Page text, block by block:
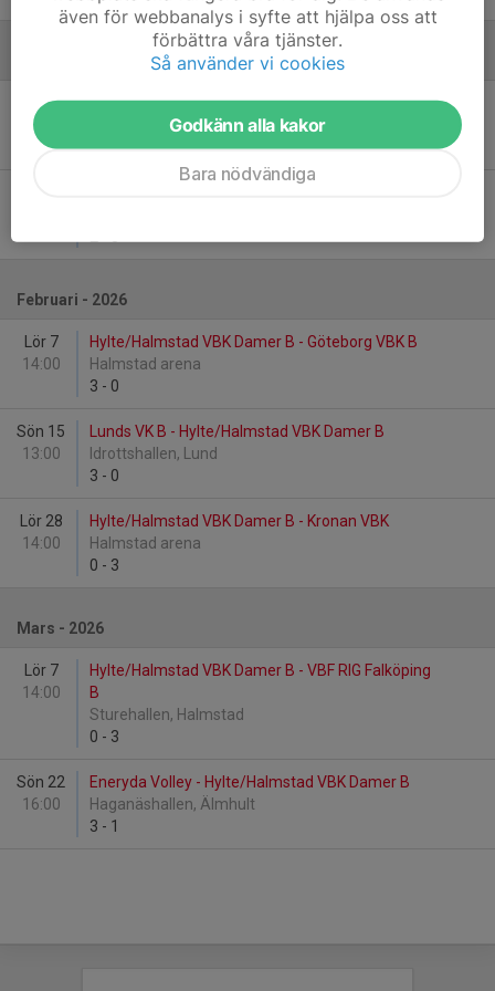
Lör 10
10:30
Hylte/Halmstad VBK Damer B - Ljungby VBK
Örnahallen, Hyltebruk
0-3
Februari - 2026
Lör 7
14:00
Hylte/Halmstad VBK Damer B - Göteborg VBK B
Halmstad arena
3 - 0
Sön 15
13:00
Lunds VK B - Hylte/Halmstad VBK Damer B
Idrottshallen, Lund
3 - 0
Lör 28
14:00
Hylte/Halmstad VBK Damer B - Kronan VBK
Halmstad arena
0 - 3
Mars - 2026
Lör 7
14:00
Hylte/Halmstad VBK Damer B - VBF RIG Falköping
B
Sturehallen, Halmstad
0 - 3
Sön 22
16:00
Eneryda Volley - Hylte/Halmstad VBK Damer B
Haganäshallen, Älmhult
3 - 1
även för webbanalys i syfte att hjälpa oss att
förbättra våra tjänster.
Så använder vi cookies
Godkänn alla kakor
Bara nödvändiga